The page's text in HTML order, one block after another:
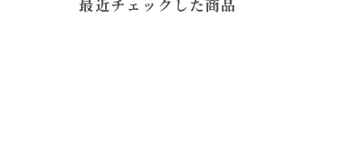
最近チェックした商品